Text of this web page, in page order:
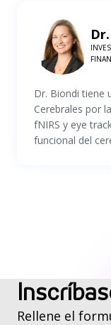
Dr. Biondi tiene
Cerebrales por
fNIRS y eye
funcional del
Rellene el